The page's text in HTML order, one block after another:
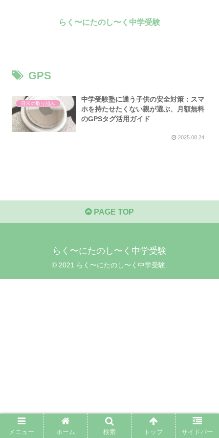
らく〜にたのし〜く中学受験
GPS
日常の取り組み
中学受験塾に通う子供の安全対策：スマ
ホを持たせたくない親が選ぶ、月額無料
のGPSタグ活用ガイド
2025.08.24
PAGE TOP
らく〜にたのし〜く中学受験
© 2021 らく〜にたのし〜く中学受験.
メニュー ホーム 検索 トップ サイドバー